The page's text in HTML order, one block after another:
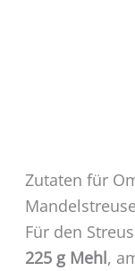
Zutaten für
Für den
225 g Mehl,